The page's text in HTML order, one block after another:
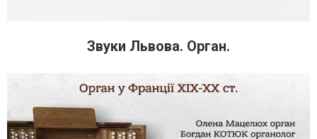
Звуки Львова. Орган.